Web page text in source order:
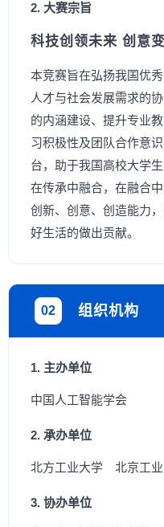
2. 大赛宗旨
科技创领未来 创意
本竞赛旨在弘扬我国优
人才与社会发展需求的
的内涵建设、提升专业
习积极性及团队合作意
台，助于我国高校大学
在传承中融合，在融合
创新、创意、创造能力
好生活的做出贡献。
02 组织机构
1. 主办单位
中国人工智能学会
2. 承办单位
北方工业大学 北京工
3. 协办单位